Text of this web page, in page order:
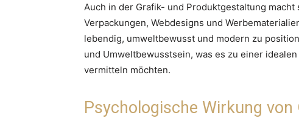
Auch in der Grafik- und Produktgestaltung
Verpackungen, Webdesigns und
lebendig, umweltbewusst und modern zu
und Umweltbewusstsein, was es zu einer
vermitteln möchten.
Psychologische Wirkung von